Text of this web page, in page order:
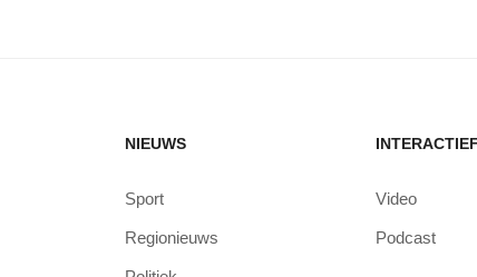
NIEUWS
Sport
Regionieuws
INTERACTIEF
Video
Podcast